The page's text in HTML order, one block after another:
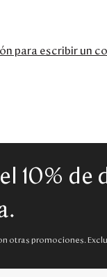
para escribir un
10% de
otras promociones.